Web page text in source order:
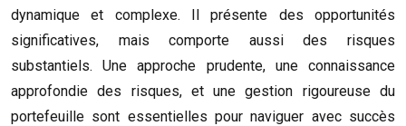
dynamique et complexe. Il présente des opportunités
significatives, mais comporte aussi des risques
substantiels. Une approche prudente, une connaissance
approfondie des risques, et une gestion rigoureuse du
portefeuille sont essentielles pour naviguer avec succès